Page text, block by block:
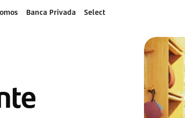
Banca Privada Select